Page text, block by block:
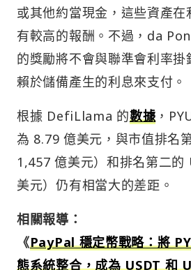
或其他約當現金，這些資產在
有較高的報酬。不過，da
的獎勵將不會與聯準會利率掛
賴於儲備產生的利息來支付。
根據 DefiLlama 的數據 ，
為 8.79 億美元，與市值排名
1,457 億美元）和排名第二的
美元）仍有相當大的差距。
相關報導：
《PayPal 穩定幣戰略：將
態系統整合，成為 USDT 和